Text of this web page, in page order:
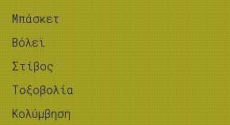
Μπάσκετ
Βόλεϊ
Στίβος
Tοξοβολία
Κολύμβηση